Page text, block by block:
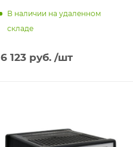
В наличии на удаленном
складе
6 123 руб. /шт